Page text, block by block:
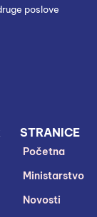
poslove
STRANICE
Početna
Ministarstvo
Novosti